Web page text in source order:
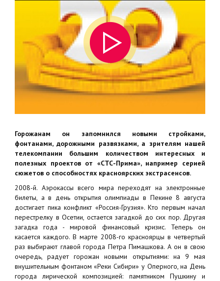
Горожанам он запомнился новыми стройками,
фонтанами, дорожными развязками, а зрителям нашей
телекомпании большим количеством интересных и
полезных проектов от «СТС-Прима», например серией
сюжетов о способностях красноярских экстрасенсов.
2008-й. Аэрокассы всего мира переходят на электронные
билеты, а в день открытия олимпиады в Пекине 8 августа
достигает пика конфликт «Россия-Грузия». Кто первым начал
перестрелку в Осетии, остается загадкой до сих пор. Другая
загадка года - мировой финансовый кризис. Теперь он
касается каждого. В марте 2008-го красноярцы в четвертый
раз выбирают главой города Петра Пимашкова. А он в свою
очередь, радует горожан новыми открытиями: на 9 мая
внушительным фонтаном «Реки Сибири» у Оперного, на День
города лирической композицией: памятником Пушкину и